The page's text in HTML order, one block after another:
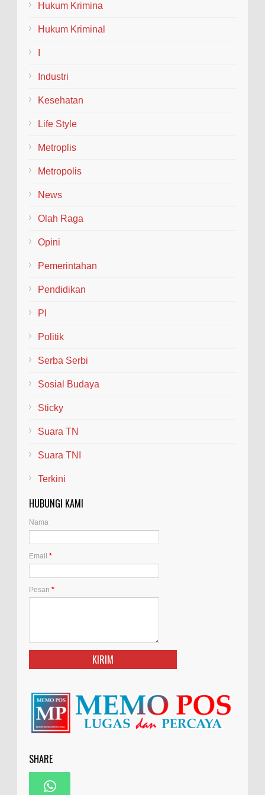
ak...Hukum Krimina
Hukum Kriminal
Industri
Kesehatan
Life Style
Metroplis
Metropolis
News
Olah Raga
Opini
Pemerintahan
Pendidikan
Pl
Politik
Serba Serbi
Sosial Budaya
Sticky
Suara TN
Suara TNI
Terkini
HUBUNGI KAMI
Nama
Email *
Pesan *
SHARE